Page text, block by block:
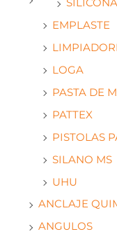
EMPLASTE
LOGA
PASTA DE
PATTEX
PISTOLAS
SILANO MS
UHU
ANCLAJE
ANGULOS